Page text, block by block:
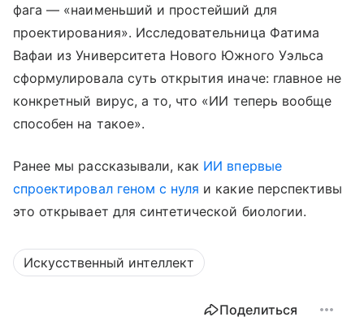
фага — «наименьший и простейший для
проектирования». Исследовательница Фатима
Вафаи из Университета Нового Южного Уэльса
сформулировала суть открытия иначе: главное не
конкретный вирус, а то, что «ИИ теперь вообще
способен на такое».
Ранее мы рассказывали, как ИИ впервые
спроектировал геном с нуля и какие перспективы
это открывает для синтетической биологии.
Искусственный интеллект
Поделиться